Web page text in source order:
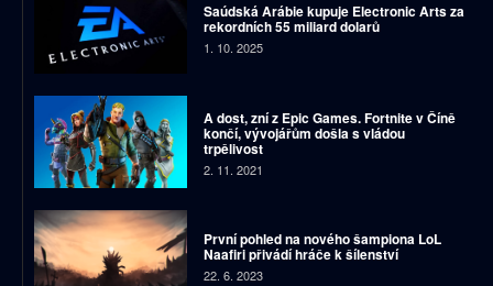
Saúdská Arábie kupuje Electronic Arts za
rekordních 55 miliard dolarů
1. 10. 2025
A dost, zní z Epic Games. Fortnite v Číně
končí, vývojářům došla s vládou
trpělivost
2. 11. 2021
První pohled na nového šampiona LoL
Naafiri přivádí hráče k šílenství
22. 6. 2023